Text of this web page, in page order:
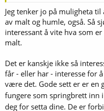
Jeg tenker jo på muligheta
av malt og humle, også. Så
interessant å vite hva som
malt.
Det er kanskje ikke så
får - eller har - interesse for
være det. Gode sett er er en
fungere som springbrett inn
deg for setta dine. De er